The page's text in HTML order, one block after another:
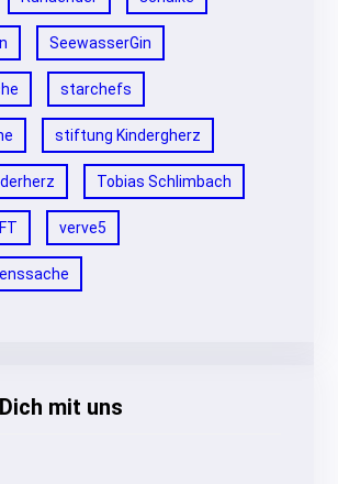
SeewasserGin
starchefs
stiftung Kindergherz
Tobias Schlimbach
verve5
mit uns